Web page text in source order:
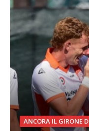
ANCORA IL GIRONE D